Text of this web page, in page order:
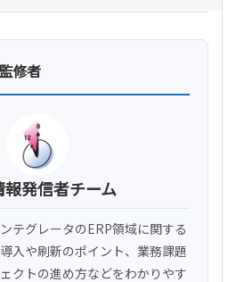
修者
報発信者チーム
テグレータのERP領域に関する
入や刷新のポイント、業務課題
クトの進め方などをわかりやす